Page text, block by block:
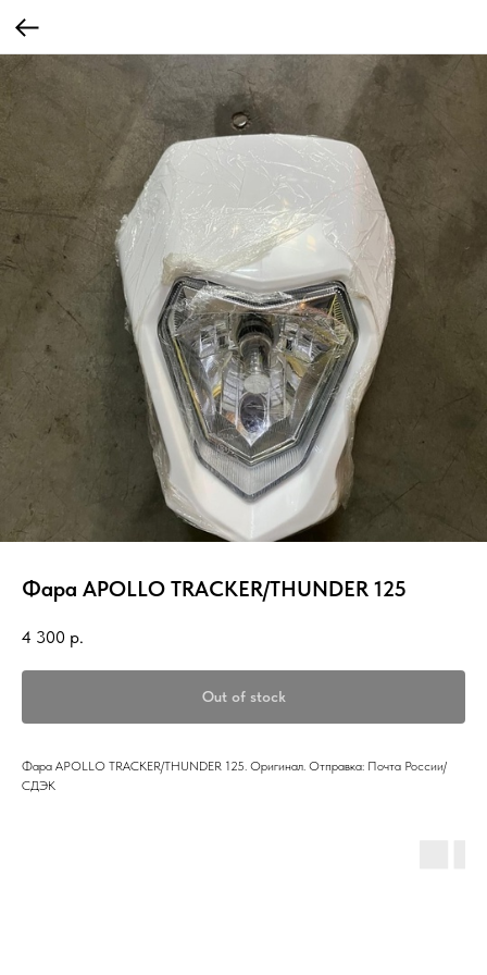
Фара APOLLO TRACKER/THUNDER 125
4 300 р.
Out of stock
Фара APOLLO TRACKER/THUNDER 125. Оригинал. Отправка: Почта России/
СДЭК